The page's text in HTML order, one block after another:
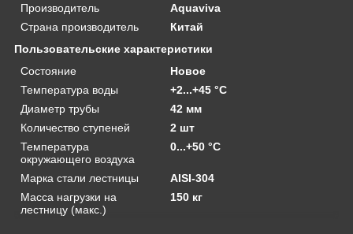
Производитель
Aquaviva
Страна производитель
Китай
Пользовательские характеристики
Состояние
Новое
Температура воды
+2...+45 °C
Диаметр трубы
42 мм
Количество ступеней
2 шт
Температура
окружающего воздуха
0...+50 °C
Марка стали лестницы
AISI-304
Масса нагрузки на
лестницу (макс.)
150 кг